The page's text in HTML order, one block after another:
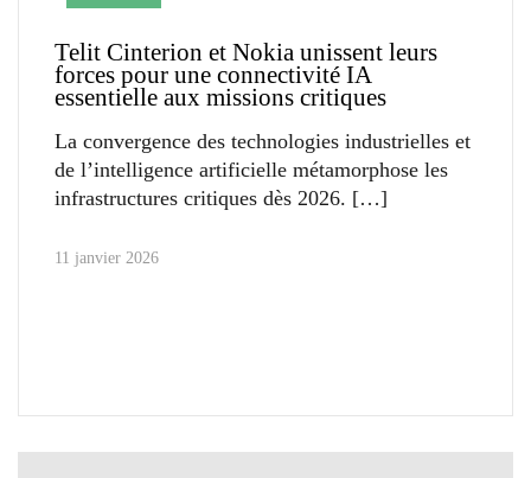
Telit Cinterion et Nokia unissent leurs
forces pour une connectivité IA
essentielle aux missions critiques
La convergence des technologies industrielles et
de l’intelligence artificielle métamorphose les
infrastructures critiques dès 2026.
11 janvier 2026